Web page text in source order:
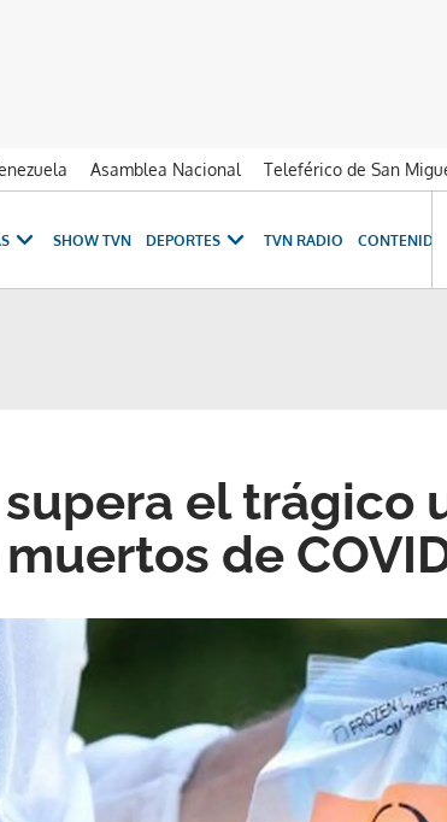
Asamblea Nacional Teleférico de San
SHOW TVN DEPORTES TVN RADIO
el trágico
de